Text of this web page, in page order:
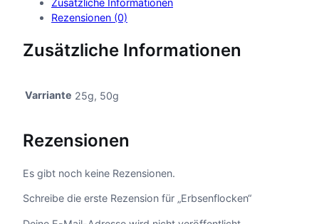
f
c
n
e
g
Zusätzliche Informationen
Rezensionen (0)
Zusätzliche Informationen
Varriante 25g, 50g
Rezensionen
Es gibt noch keine Rezensionen.
Schreibe die erste Rezension für „Erbsenflocken“